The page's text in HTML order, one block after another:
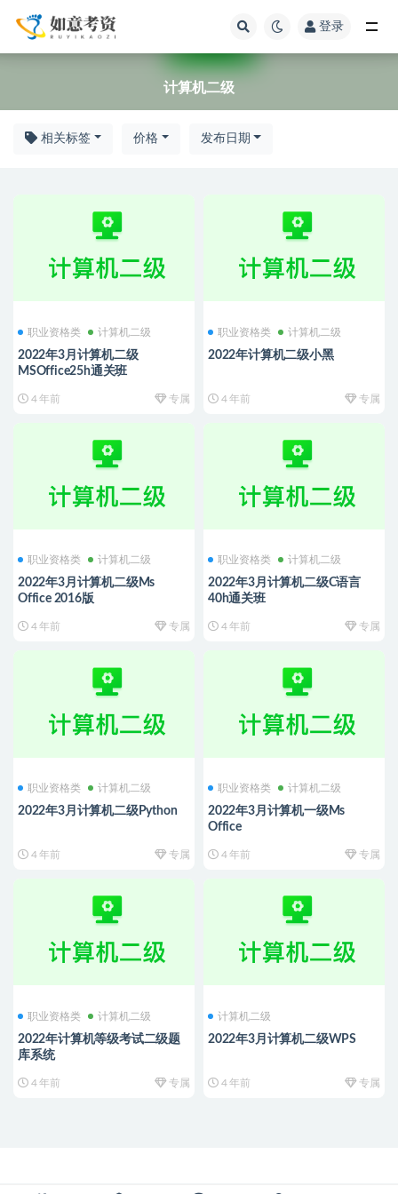
登录
计算机二级
相关标签 价格 发布日期
职业资格类 计算机二级
2022年3月计算机二级
MSOffice25h通关班
4 年前 专属
职业资格类 计算机二级
2022年计算机二级小黑
4 年前 专属
职业资格类 计算机二级
2022年3月计算机二级Ms
Office 2016版
4 年前 专属
职业资格类 计算机二级
2022年3月计算机二级C语言
40h通关班
4 年前 专属
职业资格类 计算机二级
2022年3月计算机二级Python
4 年前 专属
职业资格类 计算机二级
2022年3月计算机一级Ms
Office
4 年前 专属
职业资格类 计算机二级
2022年计算机等级考试二级题
库系统
4 年前 专属
计算机二级
2022年3月计算机二级WPS
4 年前 专属